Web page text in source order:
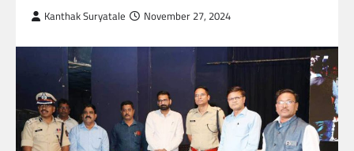
Kanthak Suryatale November 27, 2024